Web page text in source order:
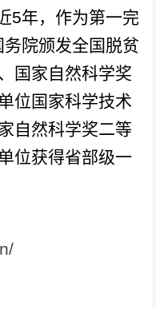
5年， 作为第一完
院颁发全国脱贫
国家自然科学奖
位国家科学技术
自然科学奖二等
位获得省部级一